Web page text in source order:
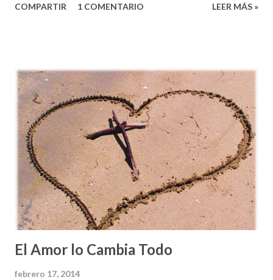
corazón. Cambia a toda la gente que me trata de hacer
compartirles pudiera parecernos hermosa, ¿verdad? De
hecho, algunos pudieran hasta decir, “se parece mucho a la
forma en que yo oro”. Otros/as, tal vez pensaron, “que
bueno sería si yo pudiera orar así”, pues pensamos que
nuestra vida sería mucho mejor si pudiéramos orar con
tanta elocuencia y apertura delante de Dios. Pero saben
algo: HAY ALGO QUE ESTA MUY MAL en esta plegaria a
Dios. ¿Alguien se dio cuenta? ¿Saben lo que está mal?
Sencillo, esta oración tiene demasiado ...
COMPARTIR 1 COMENTARIO LEER MÁS »
El Amor lo Cambia Todo
febrero 17, 2014